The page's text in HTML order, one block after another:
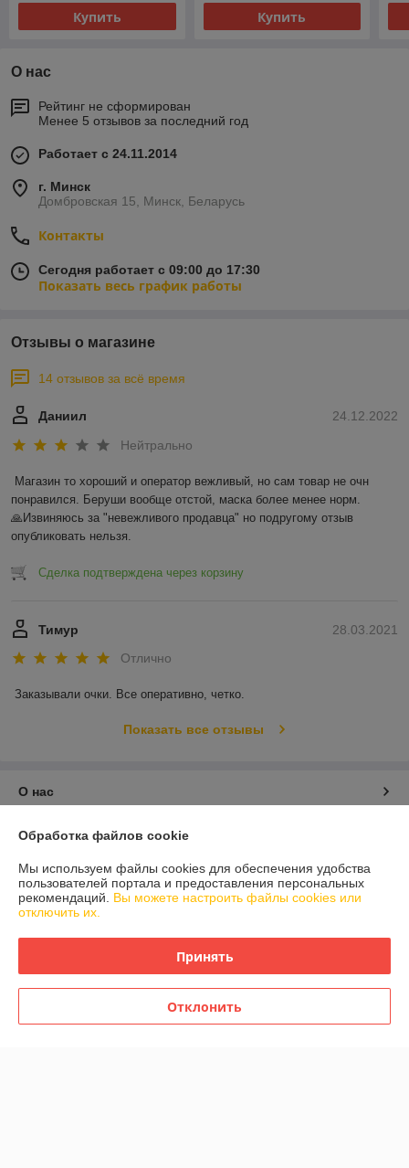
Купить Купить
О нас
Рейтинг не сформирован
Менее 5 отзывов за последний год
Работает с 24.11.2014
г. Минск
Домбровская 15, Минск, Беларусь
Контакты
Сегодня работает с 09:00 до 17:30
Показать весь график работы
Отзывы о магазине
14 отзывов за всё время
24.12.2022
Даниил
Нейтрально
Магазин то хороший и оператор вежливый, но сам товар не очн
понравился. Беруши вообще отстой, маска более менее норм.
🙏Извиняюсь за "невежливого продавца" но подругому отзыв
опубликовать нельзя.
Сделка подтверждена через корзину
28.03.2021
Тимур
Отлично
Заказывали очки. Все оперативно, четко.
Показать все отзывы
О нас
Контакты
Доставка и оплата
График работы
Политика обработки cookies
Обработка файлов cookie
Мы используем файлы cookies для обеспечения удобства
пользователей портала и предоставления персональных
рекомендаций. Вы можете настроить файлы cookies или
отключить их.
Принять
Отклонить